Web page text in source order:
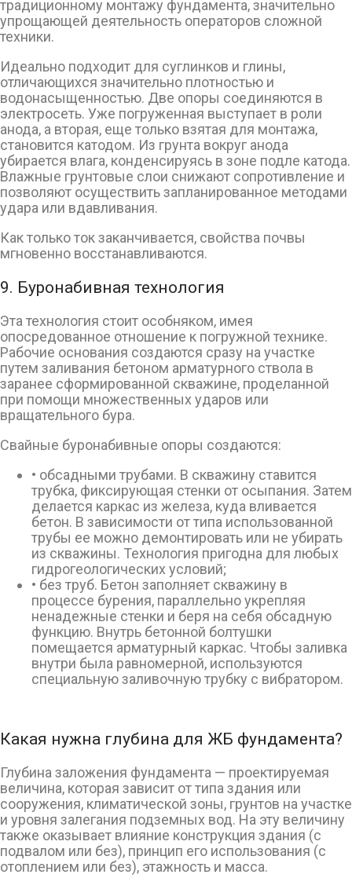
традиционному монтажу фундамента, значительно
упрощающей деятельность операторов сложной
техники.
Идеально подходит для суглинков и глины,
отличающихся значительно плотностью и
водонасыщенностью. Две опоры соединяются в
электросеть. Уже погруженная выступает в роли
анода, а вторая, еще только взятая для монтажа,
становится катодом. Из грунта вокруг анода
убирается влага, конденсируясь в зоне подле катода.
Влажные грунтовые слои снижают сопротивление и
позволяют осуществить запланированное методами
удара или вдавливания.
Как только ток заканчивается, свойства почвы
мгновенно восстанавливаются.
9. Буронабивная технология
Эта технология стоит особняком, имея
опосредованное отношение к погружной технике.
Рабочие основания создаются сразу на участке
путем заливания бетоном арматурного ствола в
заранее сформированной скважине, проделанной
при помощи множественных ударов или
вращательного бура.
Свайные буронабивные опоры создаются:
• обсадными трубами. В скважину ставится
трубка, фиксирующая стенки от осыпания. Затем
делается каркас из железа, куда вливается
бетон. В зависимости от типа использованной
трубы ее можно демонтировать или не убирать
из скважины. Технология пригодна для любых
гидрогеологических условий;
• без труб. Бетон заполняет скважину в
процессе бурения, параллельно укрепляя
ненадежные стенки и беря на себя обсадную
функцию. Внутрь бетонной болтушки
помещается арматурный каркас. Чтобы заливка
внутри была равномерной, используются
специальную заливочную трубку с вибратором.
Какая нужна глубина для ЖБ фундамента?
Глубина заложения фундамента — проектируемая
величина, которая зависит от типа здания или
сооружения, климатической зоны, грунтов на участке
и уровня залегания подземных вод. На эту величину
также оказывает влияние конструкция здания (с
подвалом или без), принцип его использования (с
отоплением или без), этажность и масса.